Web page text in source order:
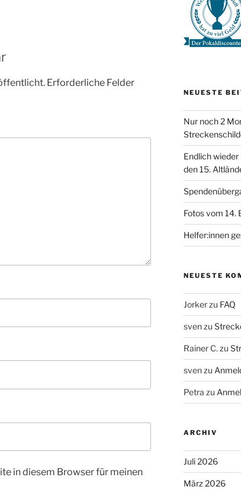
Erforderliche Felder
in diesem Browser für meinen
NEUESTE
Nur noch 2
Endlich
den 15.
Fotos vom 14.
Helfer:innen
NEUESTE
Jorkerzu FAQ
svenzu
Rainer C. zu
svenzu
Petra zu
ARCHIV
Juli 2026
März 2026